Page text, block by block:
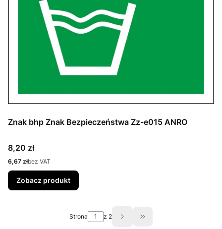
Znak bhp Znak Bezpieczeństwa Zz-e015 ANRO
Cena
8,20 zł
Cena
6,67 złbez VAT
Zobacz produkt
Strona z 2 Przejdź do ostatniej